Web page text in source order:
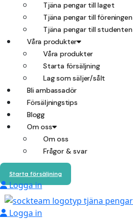
Tjäna pengar till laget
Tjäna pengar till föreningen
Tjäna pengar till studenten
Våra produkter
Våra produkter
Starta försäljning
Lag som säljer/sålt
Bli ambassadör
Försäljningstips
Blogg
Om oss
Om oss
Frågor & svar
Starta försäljning
Logga in
Logga in